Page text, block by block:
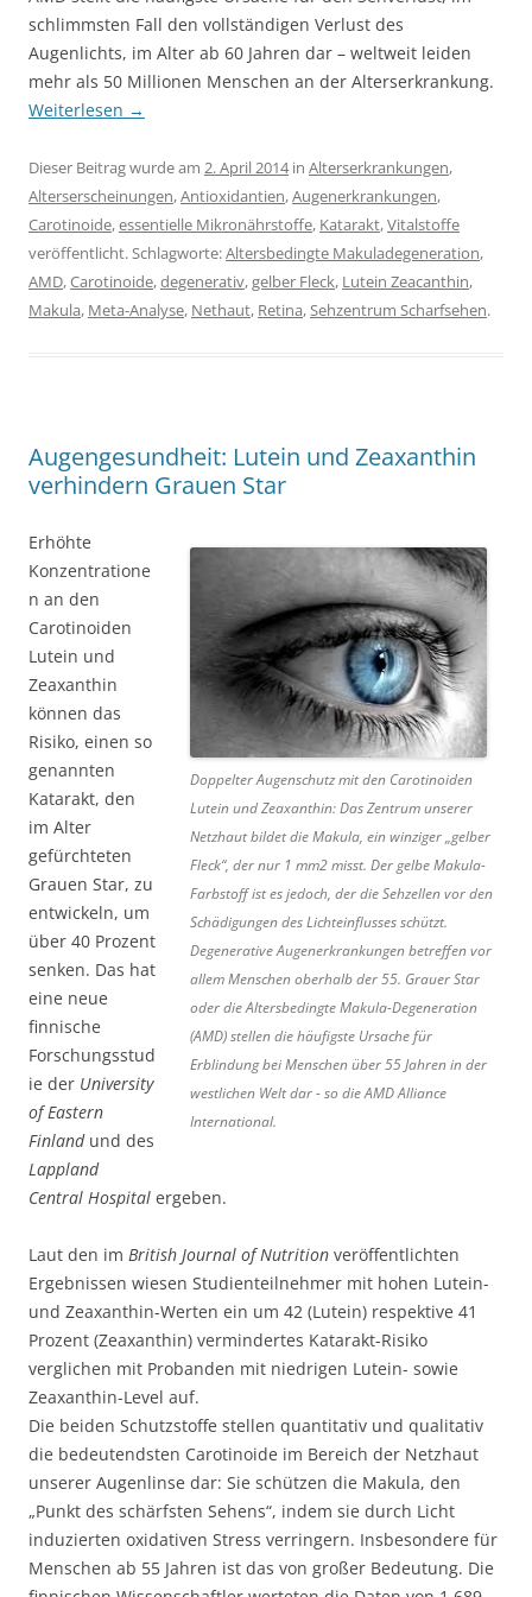
schlimmsten Fall den vollständigen Verlust des
Augenlichts, im Alter ab 60 Jahren dar – weltweit leiden
mehr als 50 Millionen Menschen an der Alterserkrankung.
Weiterlesen →
Dieser Beitrag wurde am 2. April 2014in Alterserkrankungen,
Alterserscheinungen,Antioxidantien,Augenerkrankungen,
Carotinoide,essentielle Mikronährstoffe, Katarakt,Vitalstoffe
veröffentlicht. Schlagworte:Altersbedingte Makuladegeneration,
AMD,Carotinoide,degenerativ,gelber Fleck, Lutein Zeacanthin,
Makula, Meta-Analyse, Nethaut, Retina,Sehzentrum Scharfsehen.
Augengesundheit: Lutein und Zeaxanthin
verhindern Grauen Star
Doppelter Augenschutz mit den Carotinoiden
Lutein und Zeaxanthin: Das Zentrum unserer
Netzhaut bildet die Makula, ein winziger „gelber
Fleck“, der nur 1 mm2 misst. Der gelbe Makula-
Farbstoff ist es jedoch, der die Sehzellen vor den
Schädigungen des Lichteinflusses schützt.
Degenerative Augenerkrankungen betreffen vor
allem Menschen oberhalb der 55. Grauer Star
oder die Altersbedingte Makula-Degeneration
(AMD) stellen die häufigste Ursache für
Erblindung bei Menschen über 55 Jahren in der
westlichen Welt dar - so die AMD Alliance
International.
Erhöhte
Konzentratione
n an den
Carotinoiden
Lutein und
Zeaxanthin
können das
Risiko, einen so
genannten
Katarakt, den
im Alter
gefürchteten
Grauen Star, zu
entwickeln, um
über 40 Prozent
senken. Das hat
eine neue
finnische
Forschungsstud
ie der University
of Eastern
Finlandund des
Lappland
Central Hospital ergeben.
Laut den im British Journal of Nutrition veröffentlichten
Ergebnissen wiesen Studienteilnehmer mit hohen Lutein-
und Zeaxanthin-Werten ein um 42 (Lutein) respektive 41
Prozent (Zeaxanthin) vermindertes Katarakt-Risiko
verglichen mit Probanden mit niedrigen Lutein- sowie
Zeaxanthin-Level auf.
Die beiden Schutzstoffe stellen quantitativ und qualitativ
die bedeutendsten Carotinoide im Bereich der Netzhaut
unserer Augenlinse dar: Sie schützen die Makula, den
„Punkt des schärfsten Sehens“, indem sie durch Licht
induzierten oxidativen Stress verringern. Insbesondere für
Menschen ab 55 Jahren ist das von großer Bedeutung. Die